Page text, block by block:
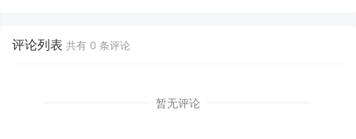
评论列表 共有 0 条评论
暂无评论